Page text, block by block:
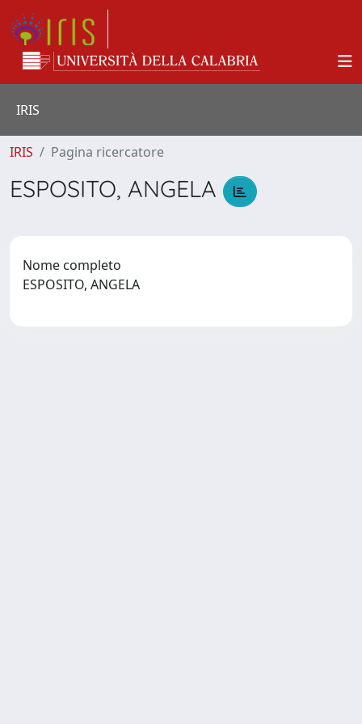
IRIS
IRIS Pagina ricercatore
ESPOSITO, ANGELA
Nome completo
ESPOSITO, ANGELA